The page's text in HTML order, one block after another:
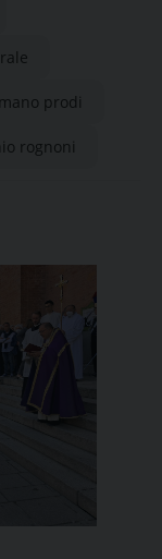
prodi
rognoni